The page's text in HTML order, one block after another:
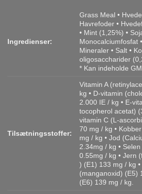
Ingredienser:
Grass Meal •
Havrefoder •
• Mint (1,25%) •
Monocalciumfosfat
Mineraler • Salt •
oligosaccharider
* Kan indeholde
Tilsætningsstoffer:
Vitamin A
kg • D-vitamin
2.000 IE / kg • E-
tocopherol acetat)
vitamin C (L-
70 mg / kg •
mg / kg • Jod
2.34mg / kg •
0.55mg / kg • Jern
) (E1) 133 mg / kg
(manganoxid) (E5)
(E6) 139 mg / kg.